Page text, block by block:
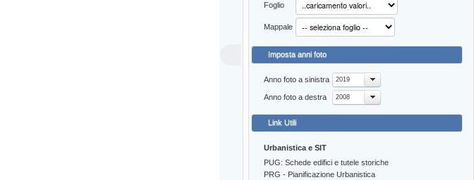
Foglio
Mappale
Imposta anni foto
Anno foto a sinistra 2019
Anno foto a destra 2008
Link Utili
Urbanistica e SIT
PUG: Schede edifici e tutele storiche
PRG - Pianificazione Urbanistica